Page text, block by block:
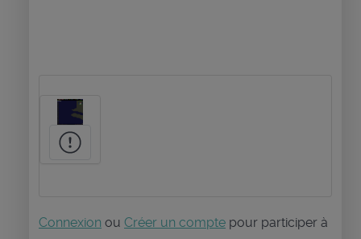
Connexion ou Créer un compte pour participer à